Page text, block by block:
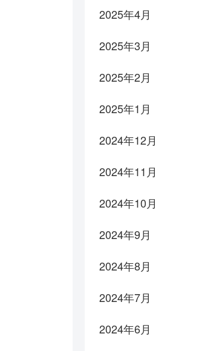
2025年4月
2025年3月
2025年2月
2025年1月
2024年12月
2024年11月
2024年10月
2024年9月
2024年8月
2024年7月
2024年6月